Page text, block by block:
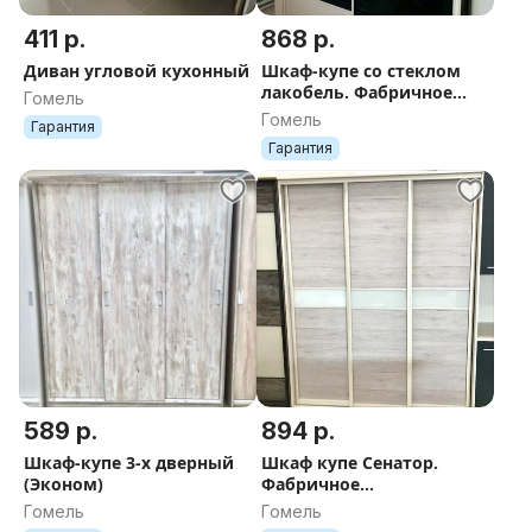
411 р.
Диван угловой кухонный
Гомель
Гарантия
868 р.
Шкаф-купе со стеклом
лакобель. Фабричное
производство. Большой
выбор размеров и
расцветок.
Гомель
Гарантия
589 р.
Шкаф-купе 3-х дверный
(Эконом)
Гомель
894 р.
Шкаф купе Сенатор.
Фабричное
производство.Расцветка
на выбор. Размеры на
Гомель